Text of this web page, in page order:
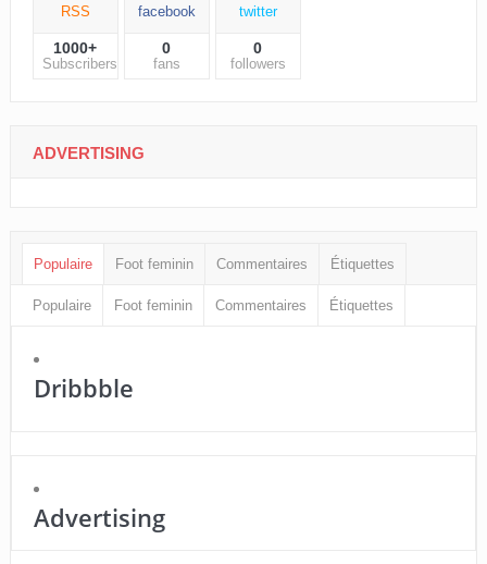
RSS
1000+
Subscribers
facebook
0
fans
twitter
0
followers
ADVERTISING
Populaire Foot feminin Commentaires Étiquettes
Populaire Foot feminin Commentaires Étiquettes
Dribbble
Advertising